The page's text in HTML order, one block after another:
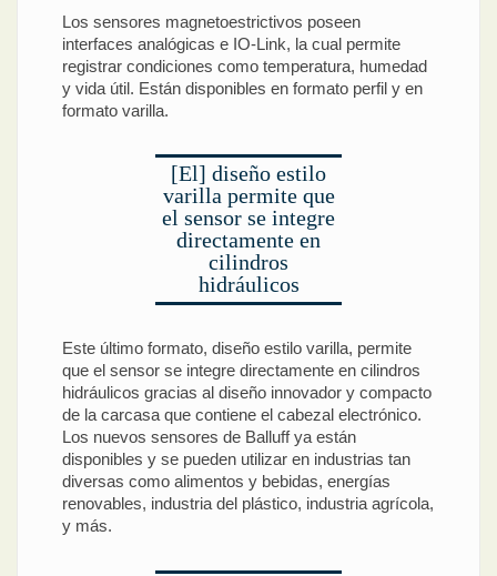
Los sensores magnetoestrictivos poseen
interfaces analógicas e IO-Link, la cual permite
registrar condiciones como temperatura, humedad
y vida útil. Están disponibles en formato perfil y en
formato varilla.
[El] diseño estilo
varilla permite que
el sensor se integre
directamente en
cilindros
hidráulicos
Este último formato, diseño estilo varilla, permite
que el sensor se integre directamente en cilindros
hidráulicos gracias al diseño innovador y compacto
de la carcasa que contiene el cabezal electrónico.
Los nuevos sensores de Balluff ya están
disponibles y se pueden utilizar en industrias tan
diversas como alimentos y bebidas, energías
renovables, industria del plástico, industria agrícola,
y más.